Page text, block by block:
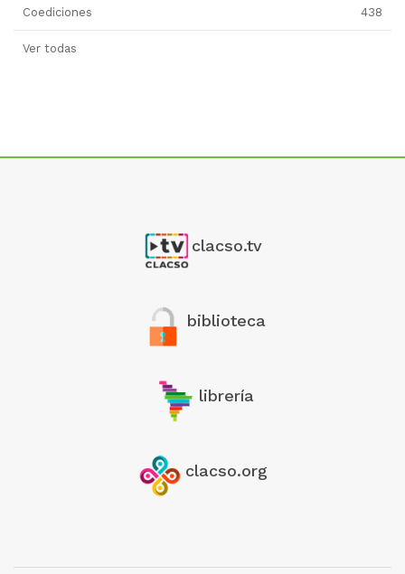
Coediciones 438
Ver todas
clacso.tv
biblioteca
librería
clacso.org